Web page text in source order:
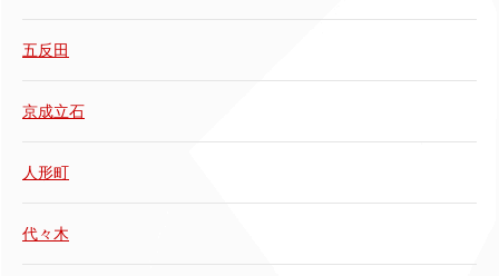
五反田
京成立石
人形町
代々木